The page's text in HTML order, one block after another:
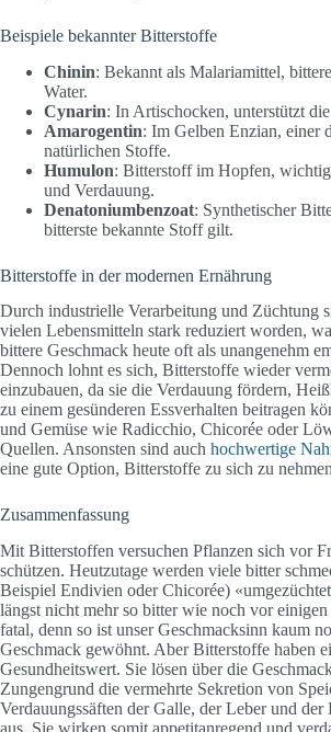
Beispiele bekannter Bitterstoffe
Chinin: Bekannt als Malariamittel,
Water.
Cynarin: In Artischocken, unterstützt
Amarogentin: Im Gelben Enzian, einer
natürlichen Stoffe.
Humulon: Bitterstoff im Hopfen,
und Verdauung.
Denatoniumbenzoat: Synthetischer
bitterste bekannte Stoff gilt.
Bitterstoffe in der modernen Ernährung
Durch industrielle Verarbeitung und Züchtung
vielen Lebensmitteln stark reduziert worden,
bittere Geschmack heute oft als unangenehm
Dennoch lohnt es sich, Bitterstoffe wieder
einzubauen, da sie die Verdauung fördern,
zu einem gesünderen Essverhalten beitragen
und Gemüse wie Radicchio, Chicorée oder
Quellen. Ansonsten sind auch hochwertige
eine gute Option, Bitterstoffe zu sich zu
Zusammenfassung
Mit Bitterstoffen versuchen Pflanzen sich vor
schützen. Heutzutage werden viele bitter
Beispiel Endivien oder Chicorée)
längst nicht mehr so bitter wie noch vor einigen
fatal, denn so ist unser Geschmacksinn kaum
Geschmack gewöhnt. Aber Bitterstoffe haben
Gesundheitswert. Sie lösen über die
Zungengrund die vermehrte Sekretion von
Verdauungssäften der Galle, der Leber und der
aus. Sie wirken somit appetitanregend und